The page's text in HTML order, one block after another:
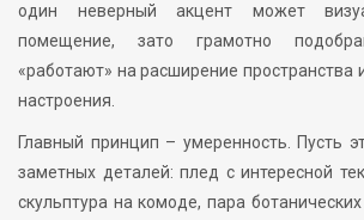
один неверный акцент может
помещение, зато грамотно
«работают» на расширение пространства
настроения.
Главный принцип – умеренность. Пусть
заметных деталей: плед с интересной
скульптура на комоде, пара